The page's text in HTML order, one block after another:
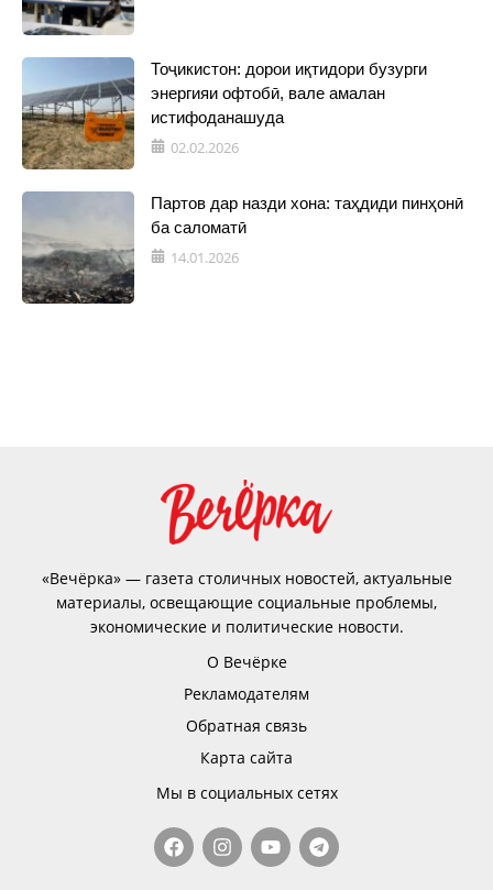
Тоҷикистон: дорои иқтидори бузурги
энергияи офтобӣ, вале амалан
истифоданашуда
02.02.2026
Партов дар назди хона: таҳдиди пинҳонӣ
ба саломатӣ
14.01.2026
«Вечёрка» — газета столичных новостей, актуальные
материалы, освещающие социальные проблемы,
экономические и политические новости.
О Вечёрке
Рекламодателям
Обратная связь
Карта сайта
Мы в социальных сетях